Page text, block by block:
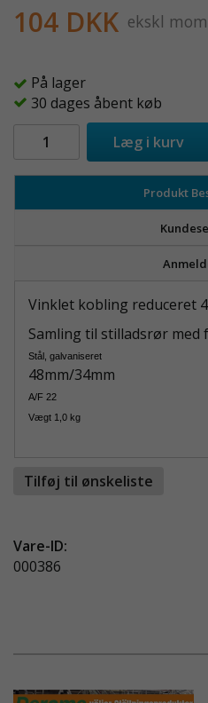
104 DKK ekskl
På lager
30 dages åbent køb
Læg i kurv
Produkt
Vinklet kobling reduceret
Samling til stilladsrør
Stål, galvaniseret
48mm/34mm
A/F 22
Vægt 1,0 kg
Tilføj til ønskeliste
Vare-ID:
000386